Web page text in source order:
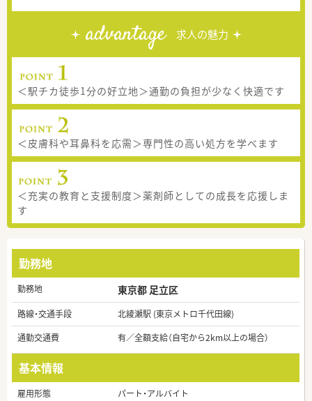
advantage 求人の魅力
＜駅チカ徒歩1分の好立地＞通勤の負担が少なく快適です
＜皮膚科や耳鼻科を応需＞専門性の高い処方を学べます
＜充実の教育と支援制度＞薬剤師としての成長を応援しま
す
勤務地
勤務地 東京都 足立区
路線・交通手段
北綾瀬駅 (東京メトロ千代田線)
通勤交通費
有／全額支給（自宅から2km以上の場合）
基本情報
雇用形態
パート・アルバイト